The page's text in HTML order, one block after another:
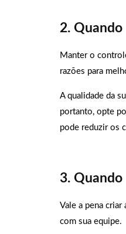
2.
Manter o
razões para
A qualidade da
portanto, opte
pode reduzir os
3.
Vale a pena
com sua equipe.